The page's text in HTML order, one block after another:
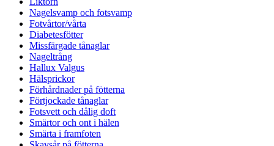
Nagelsvamp och fotsvamp
Fotvårtor/vårta
Diabetesfötter
Missfärgade tånaglar
Nageltrång
Hallux Valgus
Hälsprickor
Förhårdnader på fötterna
Förtjockade tånaglar
Fotsvett och dålig doft
Smärtor och ont i hälen
Smärta i framfoten